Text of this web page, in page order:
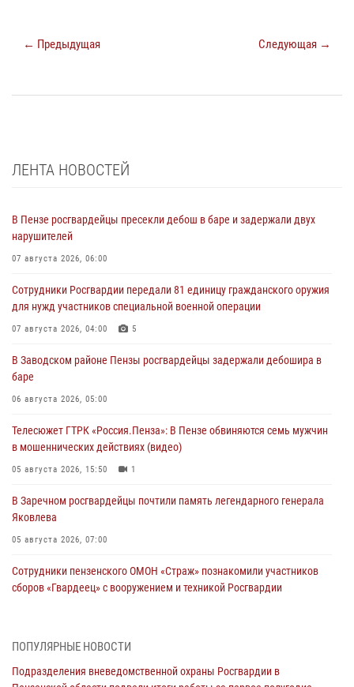
← Предыдущая Следующая →
ЛЕНТА НОВОСТЕЙ
В Пензе росгвардейцы пресекли дебош в баре и задержали двух
нарушителей
07 августа 2026, 06:00
Сотрудники Росгвардии передали 81 единицу гражданского оружия
для нужд участников специальной военной операции
07 августа 2026, 04:00 5
В Заводском районе Пензы росгвардейцы задержали дебошира в
баре
06 августа 2026, 05:00
Телесюжет ГТРК «Россия.Пенза»: В Пензе обвиняются семь мужчин
в мошеннических действиях (видео)
05 августа 2026, 15:50 1
В Заречном росгвардейцы почтили память легендарного генерала
Яковлева
05 августа 2026, 07:00
Сотрудники пензенского ОМОН «Страж» познакомили участников
сборов «Гвардеец» с вооружением и техникой Росгвардии
В Пензе сотрудники Росгвардии оказали помощь
05 августа 2026, 04:00
ПОПУЛЯРНЫЕ НОВОСТИ
Подразделения вневедомственной охраны Росгвардии в